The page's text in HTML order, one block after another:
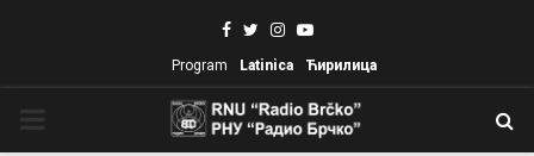
Facebook
TwitterInstagram
Youtube
Program Latinica Ћирилица